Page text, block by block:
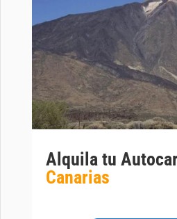
Alquila tu
Canarias